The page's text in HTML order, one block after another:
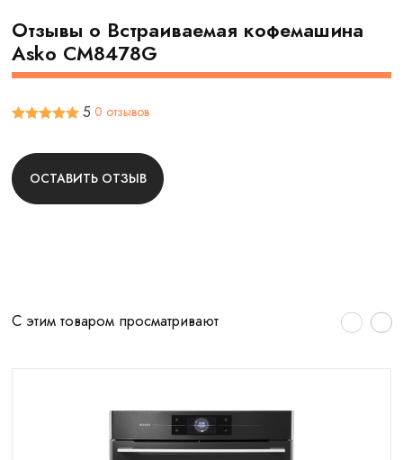
Отзывы о Встраиваемая кофемашина
Asko CM8478G
5 0 отзывов
ОСТАВИТЬ ОТЗЫВ
С этим товаром просматривают